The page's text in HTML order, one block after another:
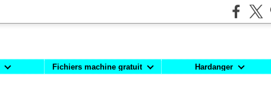
Fichiers machine gratuit Hardanger